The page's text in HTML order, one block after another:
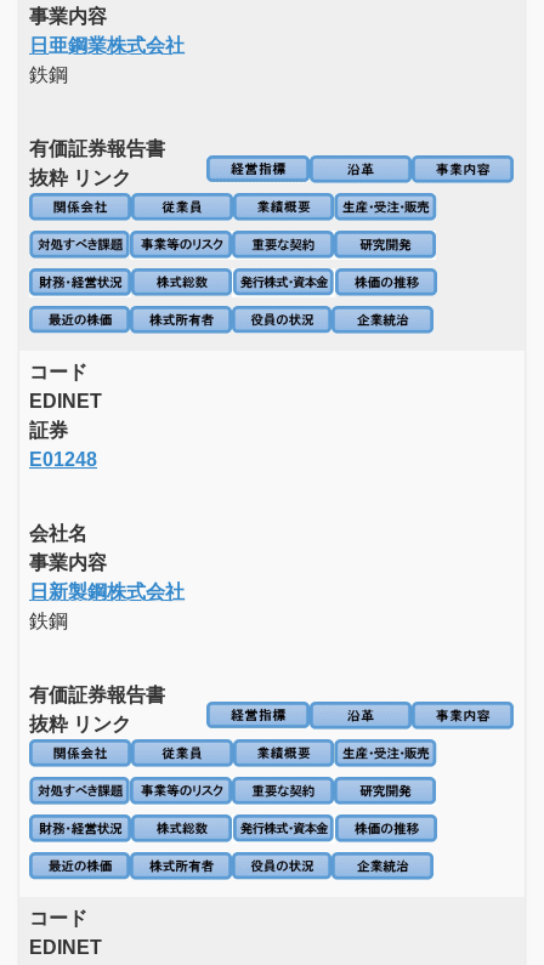
事業内容
日亜鋼業株式会社
鉄鋼
有価証券報告書
抜粋 リンク
コード
EDINET
証券
E01248
会社名
事業内容
日新製鋼株式会社
鉄鋼
有価証券報告書
抜粋 リンク
コード
EDINET